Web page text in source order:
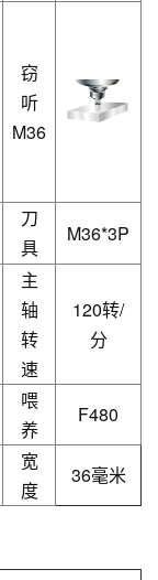
窃
听
M36
刀
具
M36*3P
主
轴
转
速
120转/
分
喂
养
F480
宽
度
36毫米